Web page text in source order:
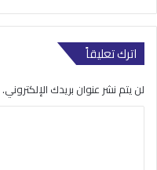
اترك تعليقاً
لن يتم نشر عنوان بريدك الإلكتروني.